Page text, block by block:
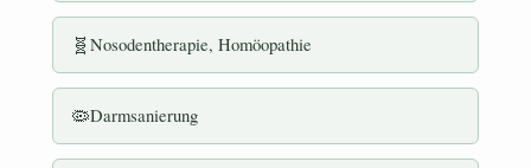
🧬 Nosodentherapie, Homöopathie
🦠Darmsanierung